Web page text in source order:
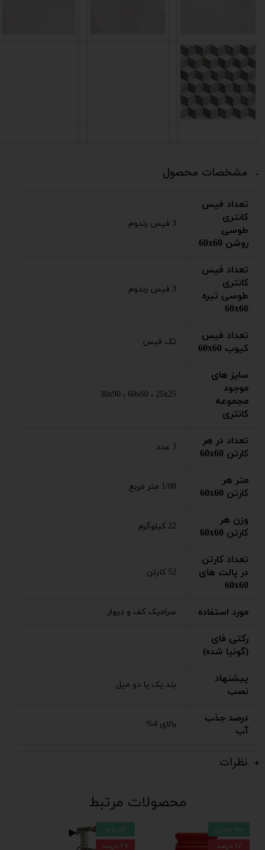
مشخصات محصول
تعداد فیس
کانتری
طوسی
روشن 60x60
3 فیس رندوم
تعداد فیس
کانتری
طوسی تیره
60x60
3 فیس رندوم
تعداد فیس
کیوب 60x60
تک فیس
سایز های
موجود
مجموعه
کانتری
30x90 ، 60x60 ، 25x25
تعداد در هر
کارتن 60x60
3 عدد
متر هر
کارتن 60x60
1/08 متر مربع
وزن هر
کارتن 60x60
22 کیلوگرم
تعداد کارتن
در پالت های
60x60
52 کارتن
مورد استفاده سرامیک کف و دیوار
رکتی فای
(گونیا شده)
پیشنهاد
نصب
بند یک یا دو میل
درصد جذب
آب
بالای 4%
نظرات
کاریزما
۲۷ درصد
۱۰۰ عددی
۱۷ درصد
محصولات مرتبط